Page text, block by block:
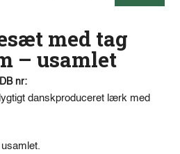
med tag
– usamlet
DB nr:
danskproduceret lærk med